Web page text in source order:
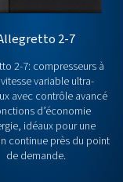
Prenez le contrôle
votre clé pour une
la surveillance en
d’économie
Anticipez les
l’efficacité sans
Découvrir